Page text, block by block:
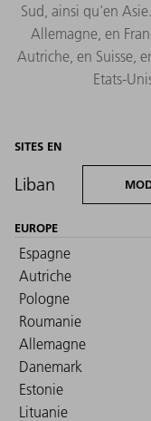
Sud, ainsi qu'en
Allemagne, en
Autriche, en Suisse,
Etats-
SITES EN
Liban
EUROPE
Espagne
Autriche
Pologne
Roumanie
Allemagne
Danemark
Estonie
Lituanie